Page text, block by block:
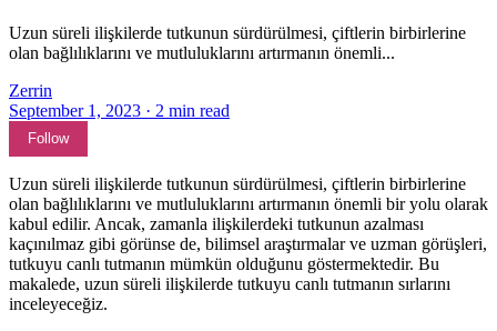
Uzun süreli ilişkilerde tutkunun sürdürülmesi, çiftlerin birbirlerine
olan bağlılıklarını ve mutluluklarını artırmanın önemli...
Zerrin
September 1, 2023 · 2 min read
Follow
Uzun süreli ilişkilerde tutkunun sürdürülmesi, çiftlerin birbirlerine
olan bağlılıklarını ve mutluluklarını artırmanın önemli bir yolu olarak
kabul edilir. Ancak, zamanla ilişkilerdeki tutkunun azalması
kaçınılmaz gibi görünse de, bilimsel araştırmalar ve uzman görüşleri,
tutkuyu canlı tutmanın mümkün olduğunu göstermektedir. Bu
makalede, uzun süreli ilişkilerde tutkuyu canlı tutmanın sırlarını
inceleyeceğiz.